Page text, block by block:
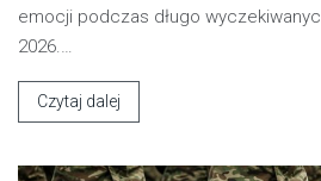
emocji podczas długo
2026.…
Czytaj dalej